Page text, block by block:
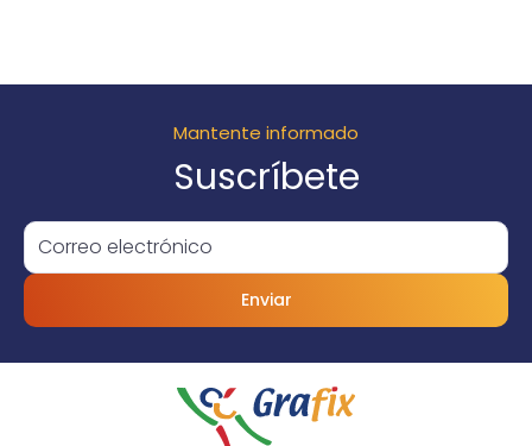
Mantente informado
Suscríbete
Enviar